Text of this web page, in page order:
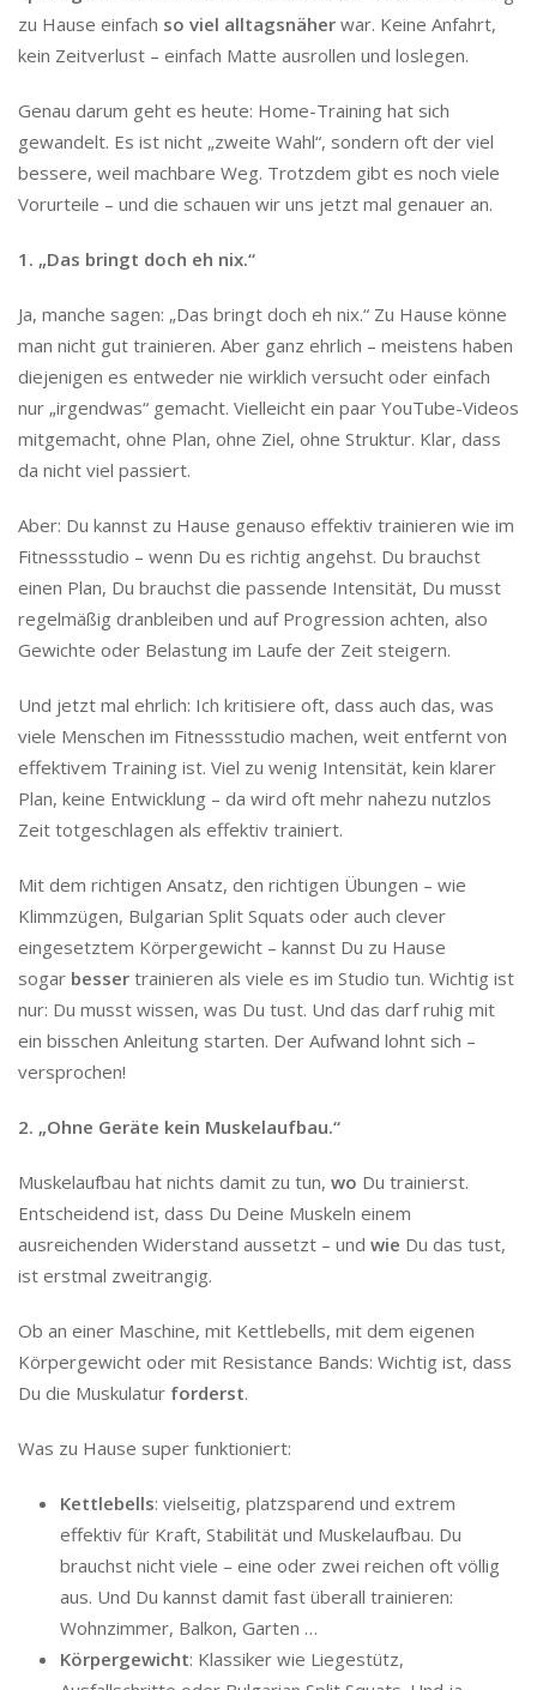
zu Hause einfach so viel alltagsnäher war. Keine Anfahrt,
kein Zeitverlust – einfach Matte ausrollen und loslegen.
Genau darum geht es heute: Home-Training hat sich
gewandelt. Es ist nicht „zweite Wahl“, sondern oft der viel
bessere, weil machbare Weg. Trotzdem gibt es noch viele
Vorurteile – und die schauen wir uns jetzt mal genauer an.
1. „Das bringt doch eh nix.“
Ja, manche sagen: „Das bringt doch eh nix.“ Zu Hause könne
man nicht gut trainieren. Aber ganz ehrlich – meistens haben
diejenigen es entweder nie wirklich versucht oder einfach
nur „irgendwas“ gemacht. Vielleicht ein paar YouTube-Videos
mitgemacht, ohne Plan, ohne Ziel, ohne Struktur. Klar, dass
da nicht viel passiert.
Aber: Du kannst zu Hause genauso effektiv trainieren wie im
Fitnessstudio – wenn Du es richtig angehst. Du brauchst
einen Plan, Du brauchst die passende Intensität, Du musst
regelmäßig dranbleiben und auf Progression achten, also
Gewichte oder Belastung im Laufe der Zeit steigern.
Und jetzt mal ehrlich: Ich kritisiere oft, dass auch das, was
viele Menschen im Fitnessstudio machen, weit entfernt von
effektivem Training ist. Viel zu wenig Intensität, kein klarer
Plan, keine Entwicklung – da wird oft mehr nahezu nutzlos
Zeit totgeschlagen als effektiv trainiert.
Mit dem richtigen Ansatz, den richtigen Übungen – wie
Klimmzügen, Bulgarian Split Squats oder auch clever
eingesetztem Körpergewicht – kannst Du zu Hause
sogar besser trainieren als viele es im Studio tun. Wichtig ist
nur: Du musst wissen, was Du tust. Und das darf ruhig mit
ein bisschen Anleitung starten. Der Aufwand lohnt sich –
versprochen!
2. „Ohne Geräte kein Muskelaufbau.“
Muskelaufbau hat nichts damit zu tun, wo Du trainierst.
Entscheidend ist, dass Du Deine Muskeln einem
ausreichenden Widerstand aussetzt – und wie Du das tust,
ist erstmal zweitrangig.
Ob an einer Maschine, mit Kettlebells, mit dem eigenen
Körpergewicht oder mit Resistance Bands: Wichtig ist, dass
Du die Muskulatur forderst.
Was zu Hause super funktioniert:
Kettlebells: vielseitig, platzsparend und extrem
effektiv für Kraft, Stabilität und Muskelaufbau. Du
brauchst nicht viele – eine oder zwei reichen oft völlig
aus. Und Du kannst damit fast überall trainieren:
Wohnzimmer, Balkon, Garten …
Körpergewicht: Klassiker wie Liegestütz,